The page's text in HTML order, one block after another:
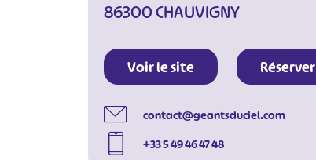
86300 CHAUVIGNY
Voir le site Réserver
contact@geantsduciel.com
+33 5 49 46 47 48